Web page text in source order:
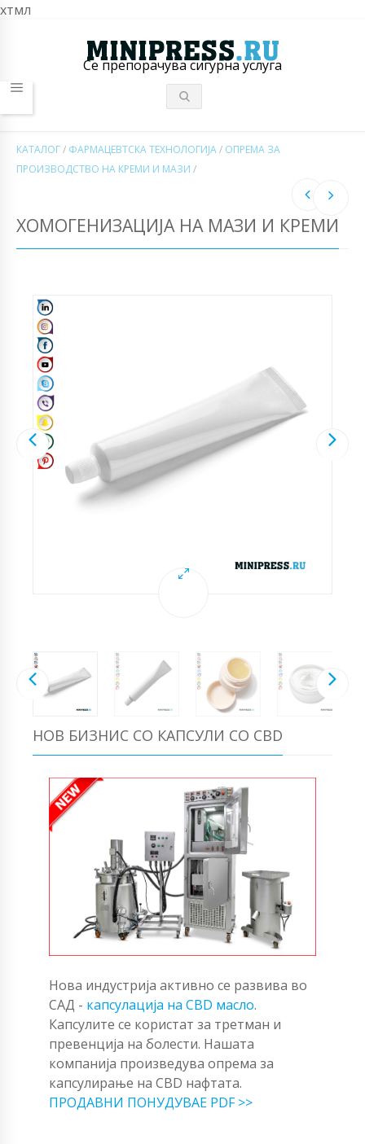
хтмл
Се препорачува сигурна услуга
КАТАЛОГ/ ФАРМАЦЕВТСКА ТЕХНОЛОГИЈА/ ОПРЕМА ЗА
ПРОИЗВОДСТВО НА КРЕМИ И МАЗИ /
ХОМОГЕНИЗАЦИЈА НА МАЗИ И КРЕМИ
НОВ БИЗНИС СО КАПСУЛИ СО CBD
Нова индустрија активно се развива во
САД - капсулација на CBD масло.
Капсулите се користат за третман и
превенција на болести. Нашата
компанија произведува опрема за
капсулирање на CBD нафтата.
ПРОДАВНИ ПОНУДУВАЕ PDF >>